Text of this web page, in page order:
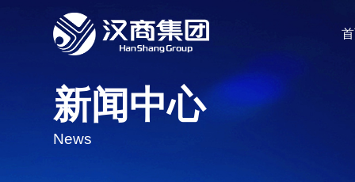
新闻中心
News